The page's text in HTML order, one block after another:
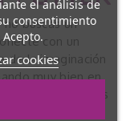
buscas un
con un
de la imaginación
muy bien en
reunimos
quieren
el análisis de
consentimiento
cookies